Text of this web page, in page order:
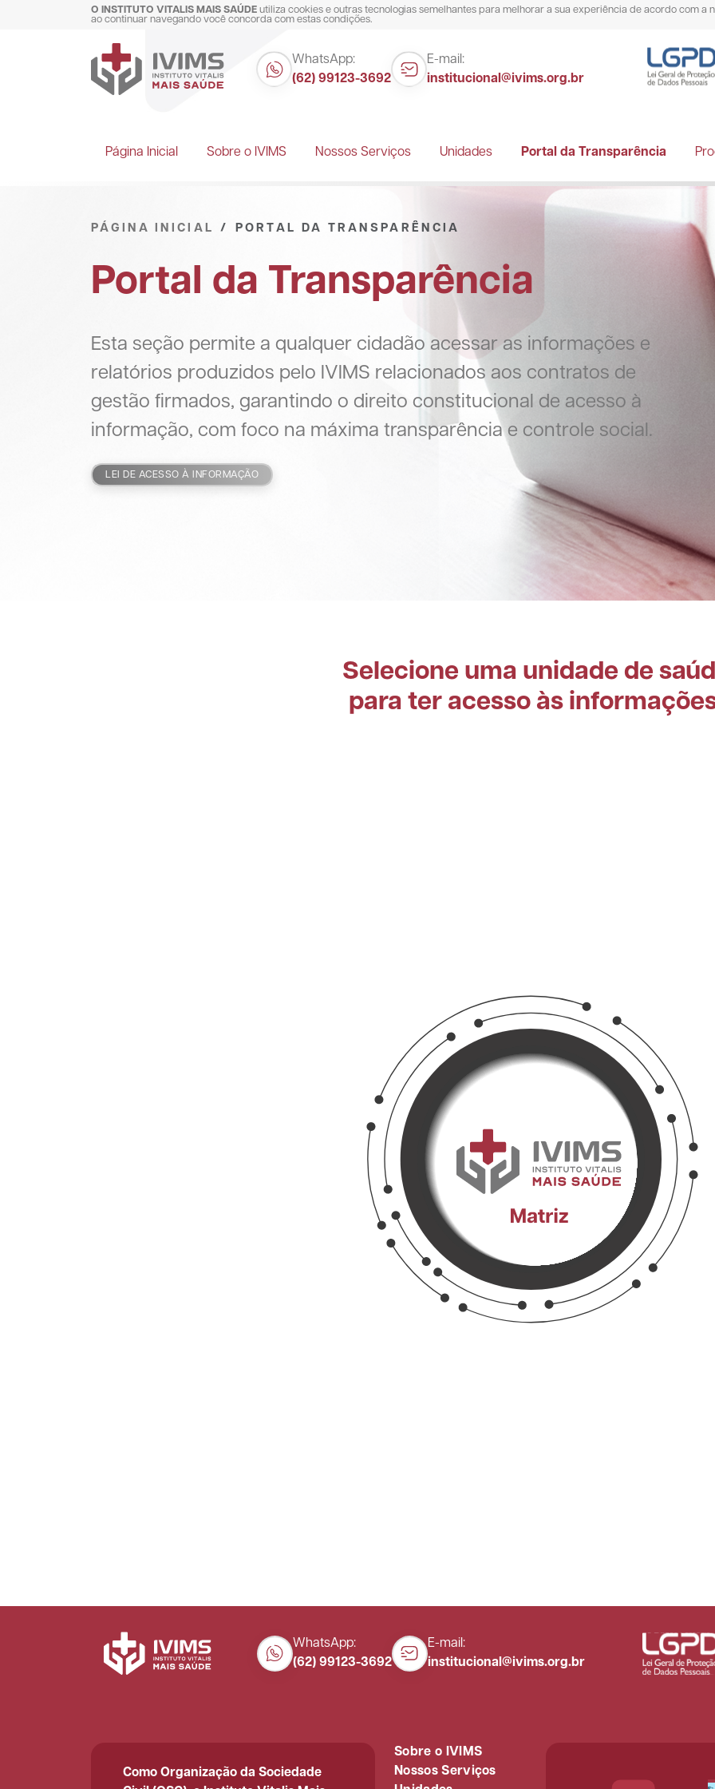
O INSTITUTO VITALIS MAIS SAÚDEutiliza cookies e outras tecnologias semelhantes para melhorar a sua experiência de acordo com a
ao continuar navegando você concorda com estas condições.
WhatsApp:
(62) 99123-3692
E-mail:
institucional@ivims.org.br
Página Inicial Sobre o IVIMS Nossos Serviços Unidades Portal da Transparência
PÁGINA INICIAL PORTAL DA TRANSPARÊNCIA
Portal da Transparência
Esta seção permite a qualquer cidadão acessar as informações e
relatórios produzidos pelo IVIMS relacionados aos contratos de
gestão firmados, garantindo o direito constitucional de acesso à
informação, com foco na máxima transparência e controle social.
LEI DE ACESSO À INFORMAÇÃO
Selecione uma unidade de
para ter acesso às
Matriz
WhatsApp:
(62) 99123-3692
E-mail:
institucional@ivims.org.br
Como Organização da Sociedade
Sobre o IVIMS
Nossos Serviços